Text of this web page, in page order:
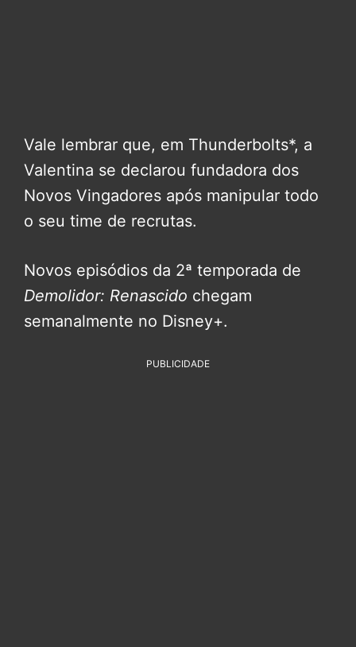
Vale lembrar que, em Thunderbolts*, a
Valentina se declarou fundadora dos
Novos Vingadores após manipular todo
o seu time de recrutas.
Novos episódios da 2ª temporada de
Demolidor: Renascido chegam
semanalmente no Disney+.
PUBLICIDADE